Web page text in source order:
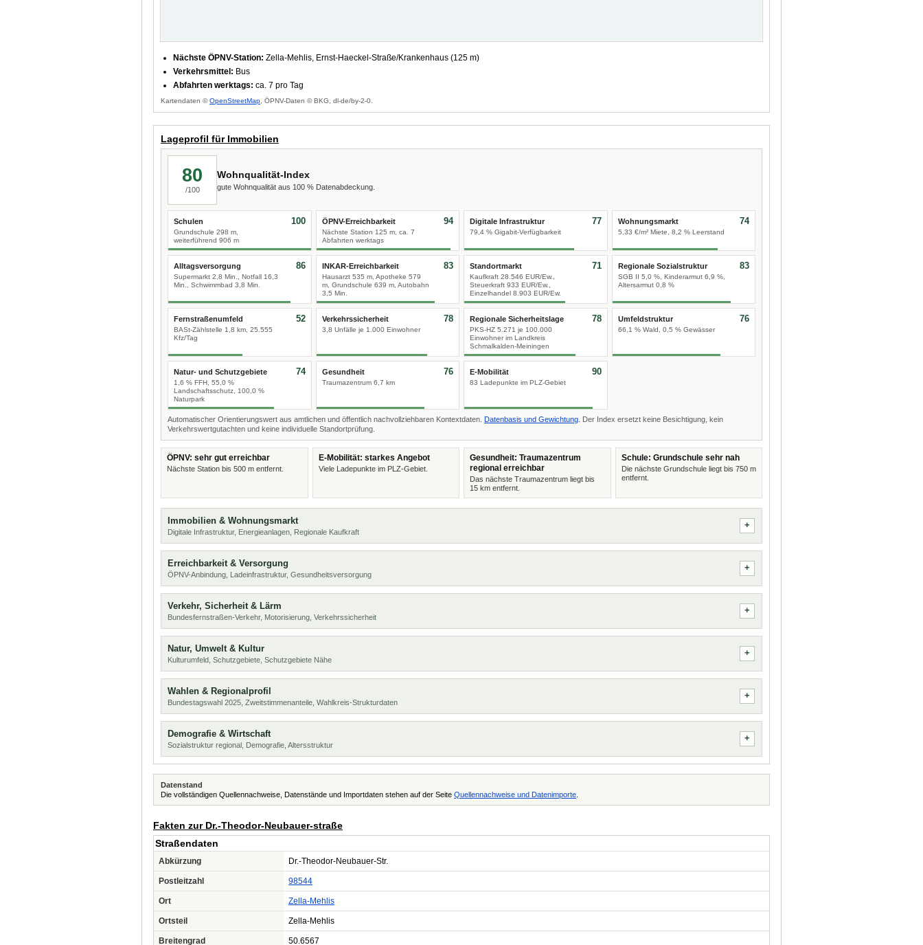
Nächste ÖPNV-Station: Zella-Mehlis, Ernst-Haeckel-Straße/Krankenhaus (125 m)
Verkehrsmittel: Bus
Abfahrten werktags: ca. 7 pro Tag
Kartendaten ©OpenStreetMap , ÖPNV-Daten © BKG, dl-de/by-2-0.
Lageprofil für Immobilien
80
/100
Wohnqualität-Index
gute Wohnqualität aus 100 % Datenabdeckung.
Schulen
Grundschule 298 m,
weiterführend 906 m
100 ÖPNV-Erreichbarkeit
Nächste Station 125 m, ca. 7
Abfahrten werktags
94 Digitale Infrastruktur
79,4 % Gigabit-Verfügbarkeit
77 Wohnungsmarkt
5,33 €/m² Miete, 8,2 % Leerstand
74
Alltagsversorgung
Supermarkt 2,8 Min., Notfall 16,3
Min., Schwimmbad 3,8 Min.
86 INKAR-Erreichbarkeit
Hausarzt 535 m, Apotheke 579
m, Grundschule 639 m, Autobahn
3,5 Min.
83 Standortmarkt
Kaufkraft 28.546 EUR/Ew.,
Steuerkraft 933 EUR/Ew.,
Einzelhandel 8.903 EUR/Ew.
71 Regionale Sozialstruktur
SGB II 5,0 %, Kinderarmut 6,9 %,
Altersarmut 0,8 %
83
Fernstraßenumfeld
BASt-Zählstelle 1,8 km, 25.555
Kfz/Tag
52 Verkehrssicherheit
3,8 Unfälle je 1.000 Einwohner
78 Regionale Sicherheitslage
PKS-HZ 5.271 je 100.000
Einwohner im Landkreis
Schmalkalden-Meiningen
78 Umfeldstruktur
66,1 % Wald, 0,5 % Gewässer
76
Natur- und Schutzgebiete
1,6 % FFH, 55,0 %
Landschaftsschutz, 100,0 %
Naturpark
74 Gesundheit
Traumazentrum 6,7 km
76 E-Mobilität
83 Ladepunkte im PLZ-Gebiet
90
Automatischer Orientierungswert aus amtlichen und öffentlich nachvollziehbaren Kontextdaten. Datenbasis und Gewichtung . Der Index ersetzt keine Besichtigung, kein
Verkehrswertgutachten und keine individuelle Standortprüfung.
ÖPNV: sehr gut erreichbar
Nächste Station bis 500 m entfernt.
E-Mobilität: starkes Angebot
Viele Ladepunkte im PLZ-Gebiet.
Gesundheit: Traumazentrum
regional erreichbar
Das nächste Traumazentrum liegt bis
15 km entfernt.
Schule: Grundschule sehr nah
Die nächste Grundschule liegt bis 750 m
entfernt.
Immobilien & Wohnungsmarkt
Digitale Infrastruktur, Energieanlagen, Regionale Kaufkraft
Erreichbarkeit & Versorgung
ÖPNV-Anbindung, Ladeinfrastruktur, Gesundheitsversorgung
Verkehr, Sicherheit & Lärm
Bundesfernstraßen-Verkehr, Motorisierung, Verkehrssicherheit
Natur, Umwelt & Kultur
Kulturumfeld, Schutzgebiete, Schutzgebiete Nähe
Wahlen & Regionalprofil
Bundestagswahl 2025, Zweitstimmenanteile, Wahlkreis-Strukturdaten
Demografie & Wirtschaft
Sozialstruktur regional, Demografie, Altersstruktur
Datenstand
Die vollständigen Quellennachweise, Datenstände und Importdaten stehen auf der Seite Quellennachweise und Datenimporte
Fakten zur Dr.-Theodor-Neubauer-straße
Straßendaten
Abkürzung Dr.-Theodor-Neubauer-Str.
Postleitzahl 98544
Ort Zella-Mehlis
Ortsteil Zella-Mehlis
Breitengrad 50.6567